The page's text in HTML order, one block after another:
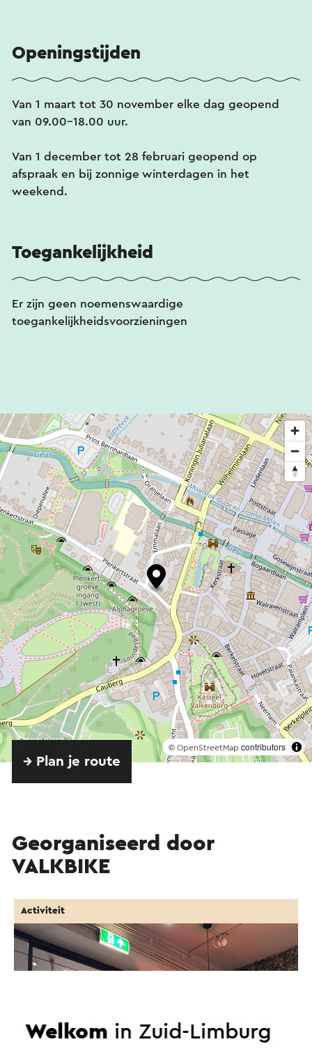
Openingstijden
Van 1 maart tot 30 november elke dag geopend
van 09.00-18.00 uur.
Van 1 december tot 28 februari geopend op
afspraak en bij zonnige winterdagen in het
weekend.
Toegankelijkheid
Er zijn geen noemenswaardige
toegankelijkheidsvoorzieningen
© OpenStreetMap contributors
→ Plan je route
Georganiseerd door
VALKBIKE
Activiteit
Welkom in Zuid-Limburg